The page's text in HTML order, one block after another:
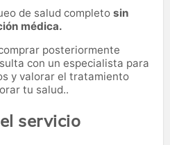
de salud completo sin
médica.
posteriormente
con un especialista para
y valorar el tratamiento
tu salud..
servicio